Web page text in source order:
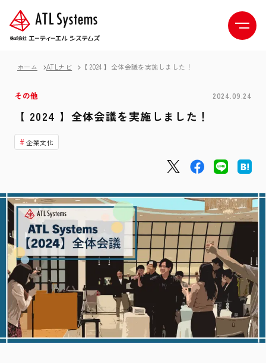
ホーム ATLナビ 【 2024 】全体会議を実施しました！
その他 2024.09.24
【 2024 】全体会議を実施しました！
企業文化